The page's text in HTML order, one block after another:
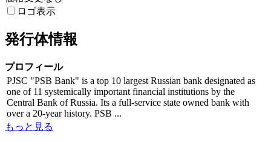
ロゴ表示
発行体情報
プロフィール
PJSC "PSB Bank" is a top 10 largest Russian bank designated as
one of 11 systemically important financial institutions by the
Central Bank of Russia. Its a full-service state owned bank with
over a 20-year history. PSB ...
もっと見る